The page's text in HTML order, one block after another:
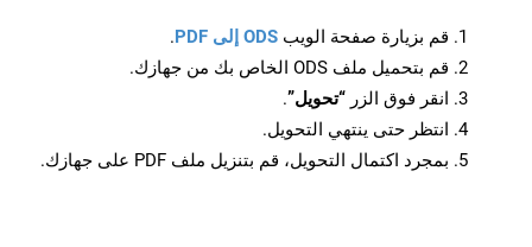
قم بزيارة صفحة الويب ODS إلى PDF
.
قم بتحميل ملف ODS الخاص بك من جهازك.
انقر فوق الزر “تحويل”.
انتظر حتى ينتهي التحويل.
بمجرد اكتمال التحويل، قم بتنزيل ملف PDF على جهازك.